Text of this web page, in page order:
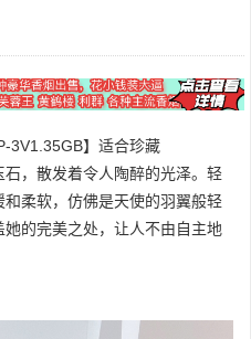
3V1.35GB】适合珍藏
，散发着令人陶醉的光泽。轻
柔软，仿佛是天使的羽翼般轻
的完美之处，让人不由自主地